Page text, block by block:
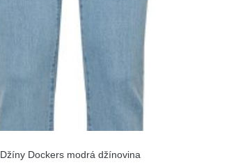
Džíny Dockers modrá džínovina